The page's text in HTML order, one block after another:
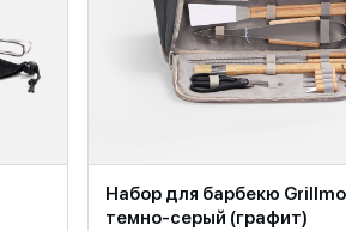
Набор для барбекю
темно-серый (графит)